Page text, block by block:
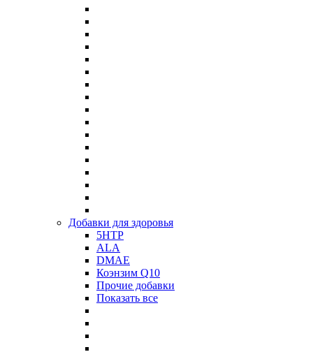
Добавки для здоровья
5HTP
ALA
DMAE
Коэнзим Q10
Прочие добавки
Показать все